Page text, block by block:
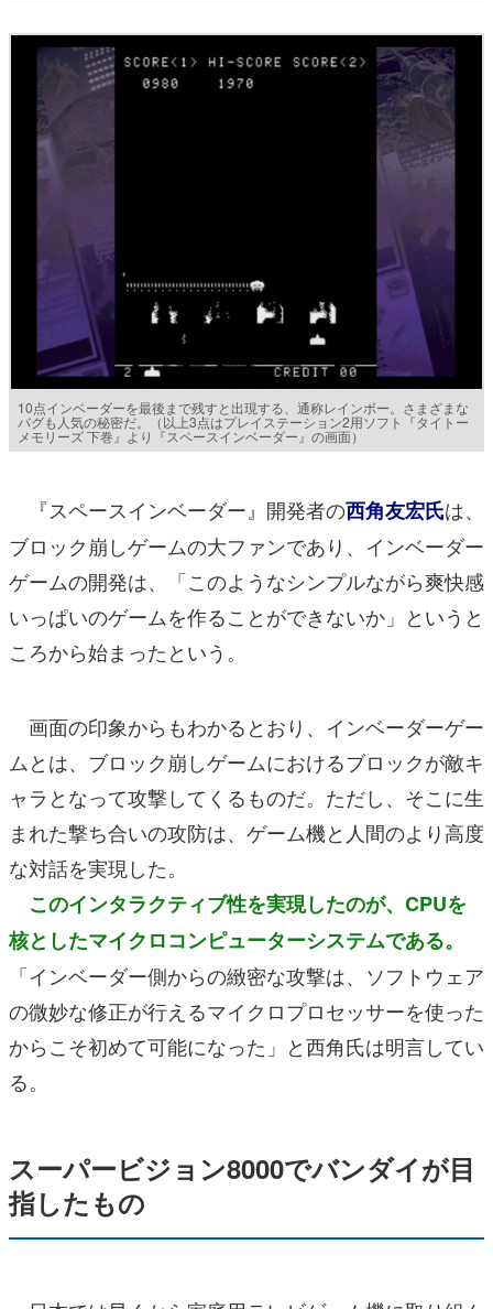
10点インベーダーを最後まで残すと出現する、通称レインボー。さまざまな
バグも人気の秘密だ。（以上3点はプレイステーション2用ソフト『タイトー
メモリーズ 下巻』より『スペースインベーダー』の画面）
『スペースインベーダー』開発者の西角友宏氏は、
ブロック崩しゲームの大ファンであり、インベーダー
ゲームの開発は、「このようなシンプルながら爽快感
いっぱいのゲームを作ることができないか」というと
ころから始まったという。
画面の印象からもわかるとおり、インベーダーゲー
ムとは、ブロック崩しゲームにおけるブロックが敵キ
ャラとなって攻撃してくるものだ。ただし、そこに生
まれた撃ち合いの攻防は、ゲーム機と人間のより高度
な対話を実現した。
このインタラクティブ性を実現したのが、CPUを
核としたマイクロコンピューターシステムである。
「インベーダー側からの緻密な攻撃は、ソフトウェア
の微妙な修正が行えるマイクロプロセッサーを使った
からこそ初めて可能になった」と西角氏は明言してい
る。
スーパービジョン8000でバンダイが目
指したもの